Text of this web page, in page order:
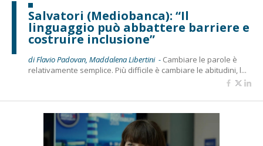
Salvatori (Mediobanca): “Il
linguaggio può abbattere barriere e
costruire inclusione”
di Flavio Padovan, Maddalena Libertini - Cambiare le parole è
relativamente semplice. Più difficile è cambiare le abitudini, l...